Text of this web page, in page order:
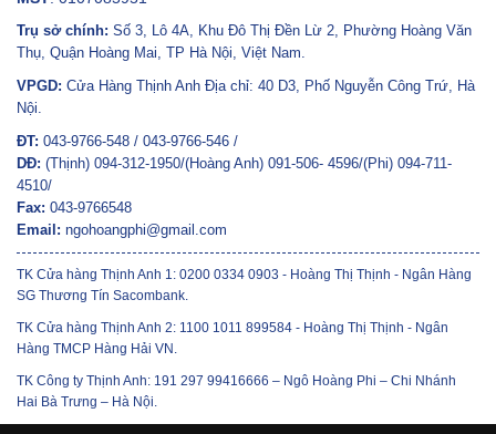
Trụ sở chính: Số 3, Lô 4A, Khu Đô Thị Đền Lừ 2, Phường Hoàng Văn
Thụ, Quận Hoàng Mai, TP Hà Nội, Việt Nam.
VPGD: Cửa Hàng Thịnh Anh Địa chỉ: 40 D3, Phố Nguyễn Công Trứ, Hà
Nội.
ĐT: 043-9766-548 / 043-9766-546 /
DĐ: (Thịnh) 094-312-1950/(Hoàng Anh) 091-506- 4596/(Phi) 094-711-
4510/
Fax: 043-9766548
Email: ngohoangphi@gmail.com
TK Cửa hàng Thịnh Anh 1: 0200 0334 0903 - Hoàng Thị Thịnh - Ngân Hàng
SG Thương Tín Sacombank.
TK Cửa hàng Thịnh Anh 2: 1100 1011 899584 - Hoàng Thị Thịnh - Ngân
Hàng TMCP Hàng Hải VN.
TK Công ty Thịnh Anh: 191 297 99416666 – Ngô Hoàng Phi – Chi Nhánh
Hai Bà Trưng – Hà Nội.